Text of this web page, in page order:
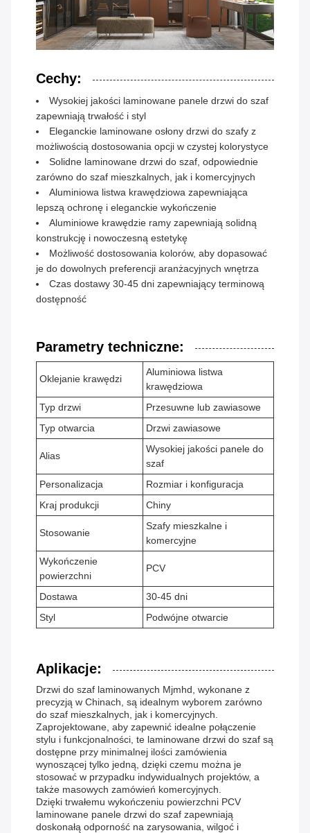
Cechy:
Wysokiej jakości laminowane panele drzwi do szaf
zapewniają trwałość i styl
Eleganckie laminowane osłony drzwi do szafy z
możliwością dostosowania opcji w czystej kolorystyce
Solidne laminowane drzwi do szaf, odpowiednie
zarówno do szaf mieszkalnych, jak i komercyjnych
Aluminiowa listwa krawędziowa zapewniająca
lepszą ochronę i eleganckie wykończenie
Aluminiowe krawędzie ramy zapewniają solidną
konstrukcję i nowoczesną estetykę
Możliwość dostosowania kolorów, aby dopasować
je do dowolnych preferencji aranżacyjnych wnętrza
Czas dostawy 30-45 dni zapewniający terminową
dostępność
Parametry techniczne:
Oklejanie krawędzi
Aluminiowa listwa
krawędziowa
Typ drzwi
Przesuwne lub zawiasowe
Typ otwarcia
Drzwi zawiasowe
Alias
Wysokiej jakości panele do
szaf
Personalizacja
Rozmiar i konfiguracja
Kraj produkcji
Chiny
Stosowanie
Szafy mieszkalne i
komercyjne
Wykończenie
powierzchni
PCV
Dostawa
30-45 dni
Styl
Podwójne otwarcie
Aplikacje:
Drzwi do szaf laminowanych Mjmhd, wykonane z
precyzją w Chinach, są idealnym wyborem zarówno
do szaf mieszkalnych, jak i komercyjnych.
Zaprojektowane, aby zapewnić idealne połączenie
stylu i funkcjonalności, te laminowane drzwi do szaf są
dostępne przy minimalnej ilości zamówienia
wynoszącej tylko jedną, dzięki czemu można je
stosować w przypadku indywidualnych projektów, a
także masowych zamówień komercyjnych.
Dzięki trwałemu wykończeniu powierzchni PCV
laminowane panele drzwi do szaf zapewniają
doskonałą odporność na zarysowania, wilgoć i